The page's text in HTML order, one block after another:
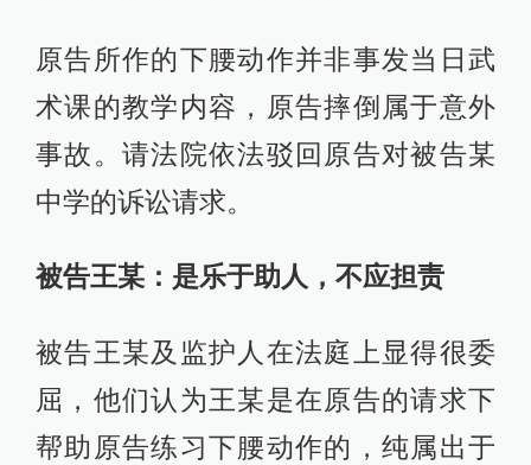
原告所作的下腰动作并非事发当日武
术课的教学内容，原告摔倒属于意外
事故。请法院依法驳回原告对被告某
中学的诉讼请求。
被告王某：是乐于助人，不应担责
被告王某及监护人在法庭上显得很委
屈，他们认为王某是在原告的请求下
帮助原告练习下腰动作的，纯属出于